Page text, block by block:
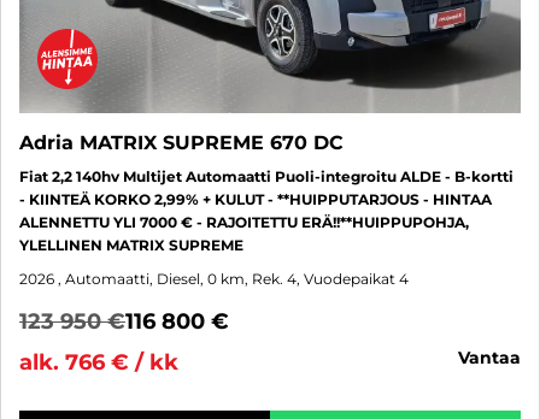
Adria MATRIX SUPREME 670 DC
Fiat 2,2 140hv Multijet Automaatti Puoli-integroitu ALDE - B-kortti
- KIINTEÄ KORKO 2,99% + KULUT - **HUIPPUTARJOUS - HINTAA
ALENNETTU YLI 7000 € - RAJOITETTU ERÄ!!**HUIPPUPOHJA,
YLELLINEN MATRIX SUPREME
2026 , Automaatti, Diesel, 0 km, Rek. 4, Vuodepaikat 4
123 950 €116 800 €
alk. 766 € / kk
vantaa